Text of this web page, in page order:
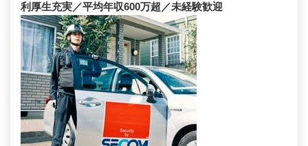
利厚生充実／平均年収600万超／未経験歓迎